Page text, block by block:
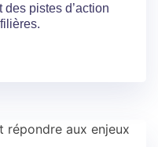
pistes d’action